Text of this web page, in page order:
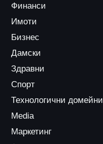
Финанси
Имоти
Бизнес
Дамски
Здравни
Спорт
Технологични домейни
Media
Маркетинг